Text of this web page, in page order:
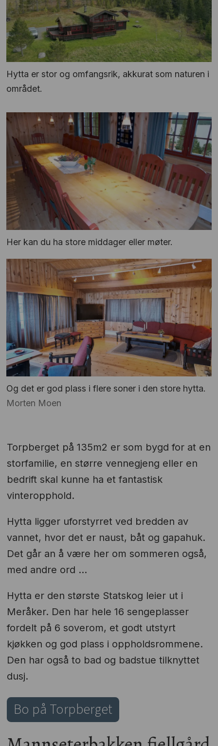
Hytta er stor og omfangsrik, akkurat som naturen i
området.
Her kan du ha store middager eller møter.
Og det er god plass i flere soner i den store hytta.
Morten Moen
Torpberget på 135m2 er som bygd for at en
storfamilie, en større vennegjeng eller en
bedrift skal kunne ha et fantastisk
vinteropphold.
Hytta ligger uforstyrret ved bredden av
vannet, hvor det er naust, båt og gapahuk.
Det går an å være her om sommeren også,
med andre ord ...
Hytta er den største Statskog leier ut i
Meråker. Den har hele 16 sengeplasser
fordelt på 6 soverom, et godt utstyrt
kjøkken og god plass i oppholdsrommene.
Den har også to bad og badstue tilknyttet
dusj.
Bo på Torpberget